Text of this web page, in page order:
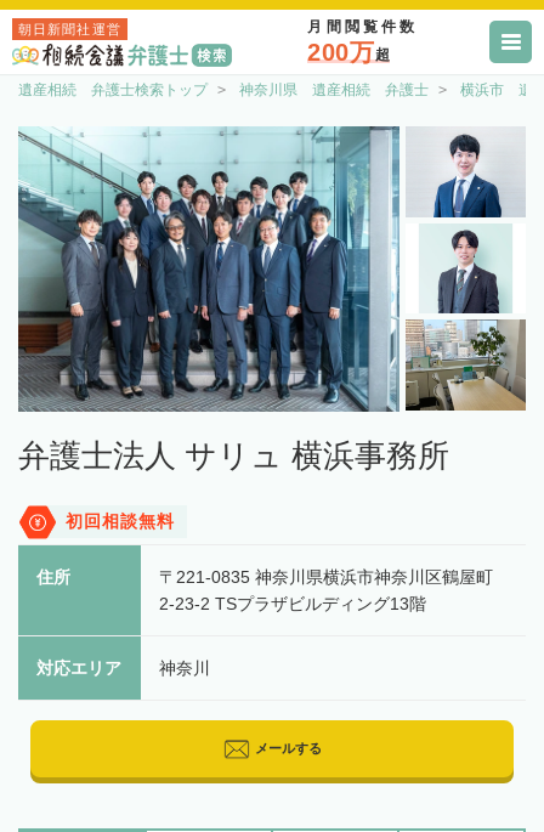
朝日新聞社運営 月間閲覧件数
200万超
遺産相続 弁護士検索トップ 神奈川県 遺産相続 弁護士 横浜市 遺
弁護士法人 サリュ 横浜事務所
初回相談無料
住所
〒221-0835 神奈川県横浜市神奈川区鶴屋町
2-23-2 TSプラザビルディング13階
対応エリア 神奈川
メールする